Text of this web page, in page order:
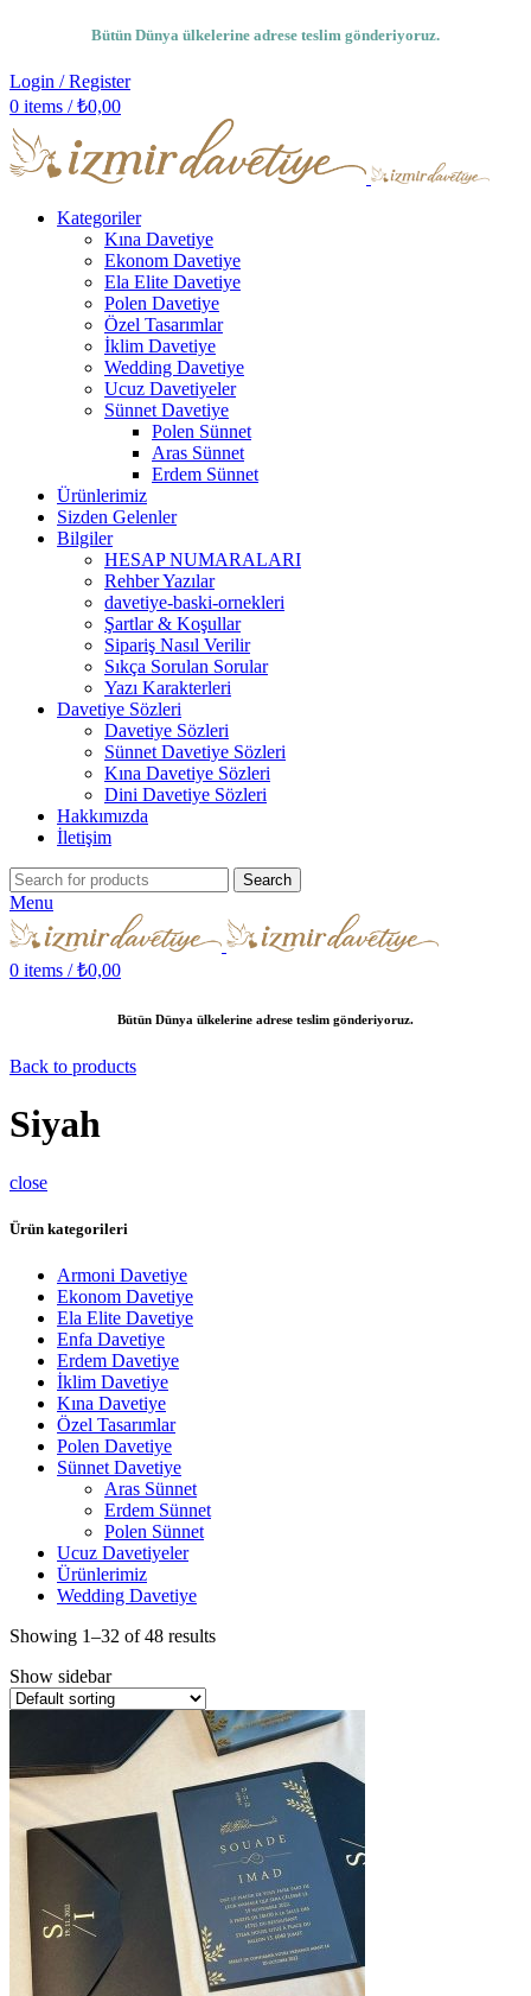
Bütün Dünya ülkelerine adrese teslim gönderiyoruz.
Login / Register
0 items / ₺0,00
Kategoriler
Kına Davetiye
Ekonom Davetiye
Ela Elite Davetiye
Polen Davetiye
Özel Tasarımlar
İklim Davetiye
Wedding Davetiye
Ucuz Davetiyeler
Sünnet Davetiye
Polen Sünnet
Aras Sünnet
Erdem Sünnet
Ürünlerimiz
Sizden Gelenler
Bilgiler
HESAP NUMARALARI
Rehber Yazılar
davetiye-baski-ornekleri
Şartlar & Koşullar
Sipariş Nasıl Verilir
Sıkça Sorulan Sorular
Yazı Karakterleri
Davetiye Sözleri
Davetiye Sözleri
Sünnet Davetiye Sözleri
Kına Davetiye Sözleri
Dini Davetiye Sözleri
Hakkımızda
İletişim
Search
Menu
0 items / ₺0,00
Bütün Dünya ülkelerine adrese teslim gönderiyoruz.
Back to products
Siyah
close
Ürün kategorileri
Armoni Davetiye
Ekonom Davetiye
Ela Elite Davetiye
Enfa Davetiye
Erdem Davetiye
İklim Davetiye
Kına Davetiye
Özel Tasarımlar
Polen Davetiye
Sünnet Davetiye
Aras Sünnet
Erdem Sünnet
Polen Sünnet
Ucuz Davetiyeler
Ürünlerimiz
Wedding Davetiye
Showing 1–32 of 48 results
Show sidebar